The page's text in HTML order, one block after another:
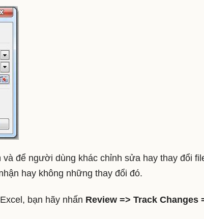
để người dùng khác chỉnh sửa hay thay đổi
hay không những thay đổi đó.
bạn hãy nhấn Review => Track Changes